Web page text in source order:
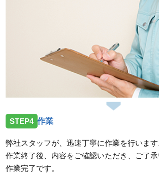
STEP4 作業
弊社スタッフが、迅速丁寧に作業を行います
作業終了後、内容をご確認いただき、ご了
作業完了です。